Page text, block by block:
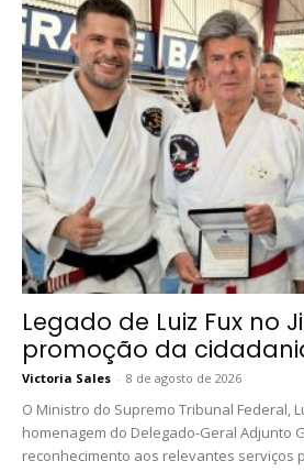
Legado de Luiz Fux no
promoção da
Victoria Sales - 8 de agosto de 2026
O Ministro do Supremo Tribunal Federal,
homenagem do Delegado-Geral Adjunto
reconhecimento aos relevantes serviços